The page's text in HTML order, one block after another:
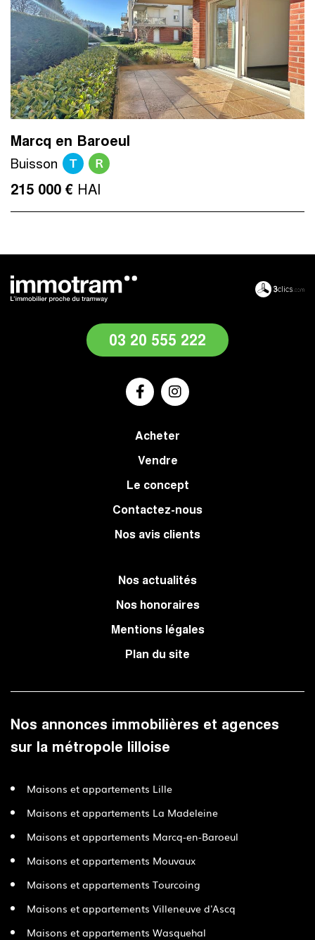
Marcq en Baroeul
Buisson T R
215 000 € HAI
03 20 555 222
Acheter
Vendre
Le concept
Contactez-nous
Nos avis clients
Nos actualités
Nos honoraires
Mentions légales
Plan du site
Nos annonces immobilières et agences
sur la métropole lilloise
Maisons et appartements Lille
Maisons et appartements La Madeleine
Maisons et appartements Marcq-en-Baroeul
Maisons et appartements Mouvaux
Maisons et appartements Tourcoing
Maisons et appartements Villeneuve d'Ascq
Maisons et appartements Wasquehal